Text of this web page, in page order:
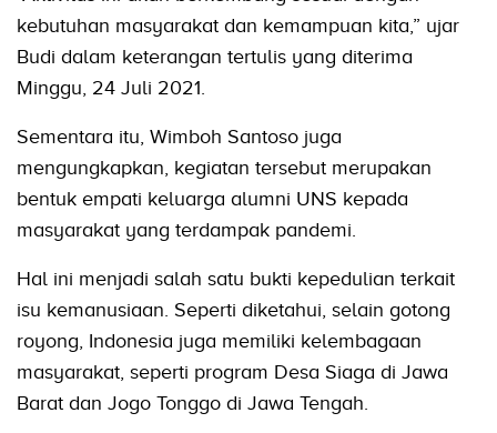
kebutuhan masyarakat dan kemampuan kita,” ujar
Budi dalam keterangan tertulis yang diterima
Minggu, 24 Juli 2021.
Sementara itu, Wimboh Santoso juga
mengungkapkan, kegiatan tersebut merupakan
bentuk empati keluarga alumni UNS kepada
masyarakat yang terdampak pandemi.
Hal ini menjadi salah satu bukti kepedulian terkait
isu kemanusiaan. Seperti diketahui, selain gotong
royong, Indonesia juga memiliki kelembagaan
masyarakat, seperti program Desa Siaga di Jawa
Barat dan Jogo Tonggo di Jawa Tengah.